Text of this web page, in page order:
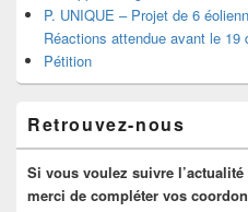
P. UNIQUE – Projet de 6
Réactions attendue avant le 19
Pétition
Retrouvez-nous
Si vous voulez suivre
merci de compléter vos